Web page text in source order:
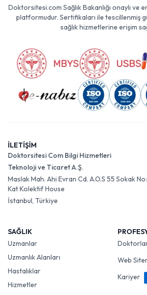
Doktorsitesi.com Sağlık Bakanlığı onaylı ve
platformudur. Sertifikaları ile tescillenmiş
sağlık hizmetlerine erişim
İLETİŞİM
Doktorsitesi Com Bilgi Hizmetleri
Teknoloji ve Ticaret A.Ş.
Maslak Mah. Ahi Evran Cd. A.O.S 55 Sokak
Kat Kolektif House
İstanbul, Türkiye
SAĞLIK
Uzmanlar
Uzmanlık Alanları
Hastalıklar
Hizmetler
Web
Kariyer